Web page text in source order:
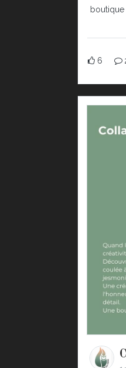
boutique
6